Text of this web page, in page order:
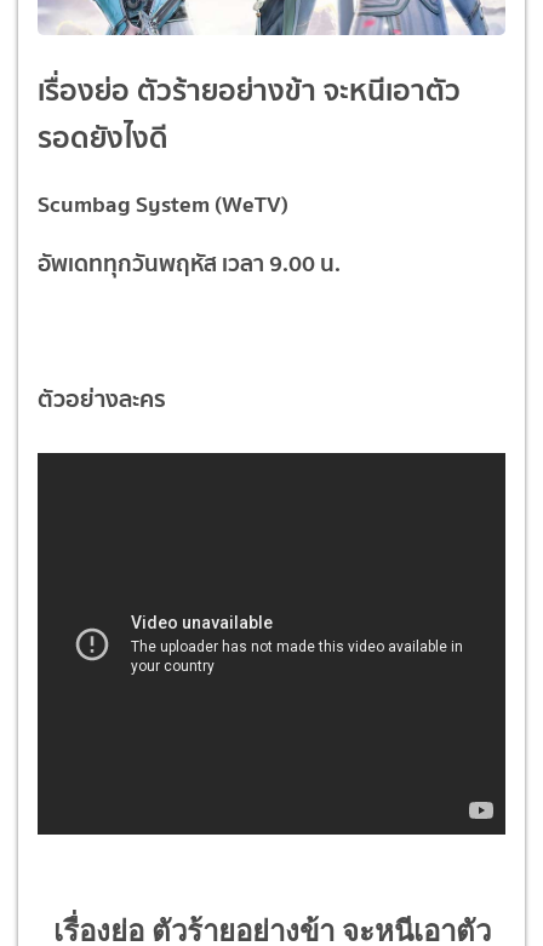
เรื่องย่อ ตัวร้ายอย่างข้า จะหนีเอาตัว
รอดยังไงดี
Scumbag System (WeTV)
อัพเดททุกวันพฤหัส เวลา 9.00 น.
ตัวอย่างละคร
เรื่องย่อ ตัวร้ายอย่างข้า จะหนีเอาตัว